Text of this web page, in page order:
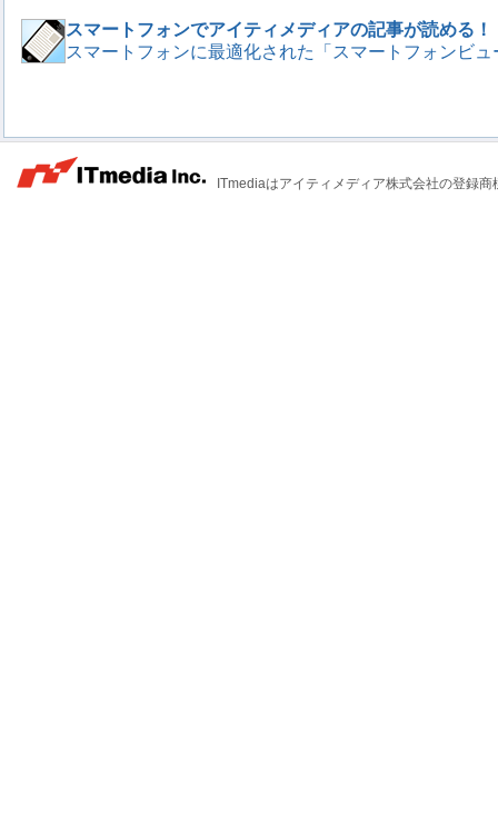
スマートフォンでアイティメディアの記事が読める！
スマートフォンに最適化された「スマートフォンビ
ITmediaはアイティメディア株式会社の登録商